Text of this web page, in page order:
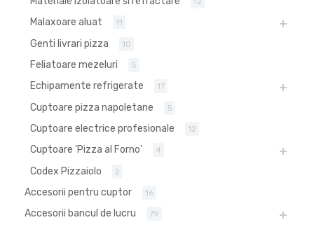
Malaxoare aluat 11
Genti livrari pizza 10
Feliatoare mezeluri 5
Echipamente refrigerate 17
Cuptoare pizza napoletane 5
Cuptoare electrice profesionale 12
Cuptoare 'Pizza al Forno' 4
Codex Pizzaiolo 2
Accesorii pentru cuptor 16
Accesorii bancul de lucru 79